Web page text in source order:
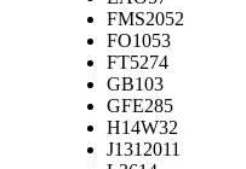
FMS2052
FO1053
FT5274
GB103
GFE285
H14W32
J1312011